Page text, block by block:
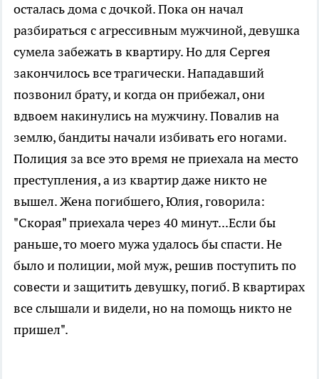
осталась дома с дочкой. Пока он начал
разбираться с агрессивным мужчиной, девушка
сумела забежать в квартиру. Но для Сергея
закончилось все трагически. Нападавший
позвонил брату, и когда он прибежал, они
вдвоем накинулись на мужчину. Повалив на
землю, бандиты начали избивать его ногами.
Полиция за все это время не приехала на место
преступления, а из квартир даже никто не
вышел. Жена погибшего, Юлия, говорила:
"Скорая" приехала через 40 минут...Если бы
раньше, то моего мужа удалось бы спасти. Не
было и полиции, мой муж, решив поступить по
совести и защитить девушку, погиб. В квартирах
все слышали и видели, но на помощь никто не
пришел".